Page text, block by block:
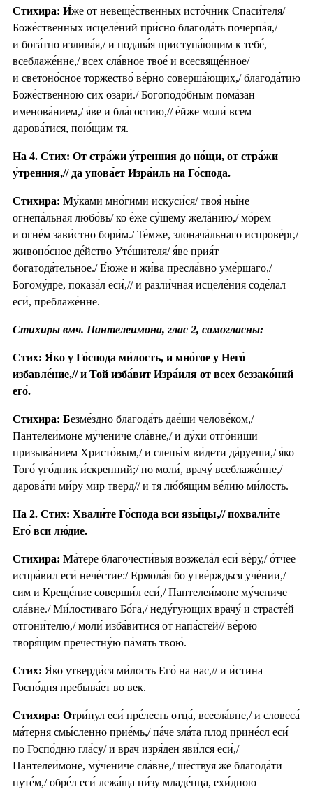
Стихира: И́же от невеще́ственных исто́чник Спаси́теля/
Боже́ственных исцеле́ний при́сно благода́ть почерпа́я,/
и бога́тно излива́я,/ и подава́я приступа́ющим к тебе́,
всеблаже́нне,/ всех сла́вное твое́ и всесвяще́нное/
и светоно́сное торжество́ ве́рно соверша́ющих,/ благода́тию
Боже́ственною сих озари́./ Богоподо́бным пома́зан
именова́нием,/ я́ве и бла́гостию,// е́йже моли́ всем
дарова́тися, пою́щим тя.
На 4. Стих: От стра́жи у́тренния до но́щи, от стра́жи
у́тренния,// да упова́ет Изра́иль на Го́спода.
Стихира: Му́ками мно́гими искуси́ся/ твоя́ ны́не
огнепа́льная любо́вь/ ко е́же су́щему жела́нию,/ мо́рем
и огне́м зави́стно бори́м./ Те́мже, злонача́льнаго испрове́рг,/
живоно́сное де́йство Уте́шителя/ я́ве прия́т
богатода́тельное./ Е́юже и жи́ва пресла́вно уме́ршаго,/
Богому́дре, показа́л еси́,// и разли́чная исцеле́ния соде́лал
еси́, преблаже́нне.
Стихиры вмч. Пантелеимона, глас 2, самогласны:
Стих: Я́ко у Го́спода ми́лость, и мно́гое у Него́
избавле́ние,// и Той изба́вит Изра́иля от всех беззако́ний
его́.
Стихира: Безме́здно благода́ть дае́ши челове́ком,/
Пантелеи́моне му́чениче сла́вне,/ и ду́хи отго́ниши
призыва́нием Христо́вым,/ и слепы́м ви́дети да́руеши,/ я́ко
Того́ уго́дник и́скренний;/ но моли́, врачу́ всеблаже́нне,/
дарова́ти ми́ру мир тверд// и тя лю́бящим ве́лию ми́лость.
На 2. Стих: Хвали́те Го́спода вси язы́цы,// похвали́те
Его́ вси лю́дие.
Стихира: Ма́тере благочести́выя возжела́л еси́ ве́ру,/ о́тчее
испра́вил еси́ нече́стие:/ Ермола́я бо утве́рждься уче́нии,/
сим и Креще́ние соверши́л еси́,/ Пантелеи́моне му́чениче
сла́вне./ Ми́лостиваго Бо́га,/ неду́гующих врачу́ и страсте́й
отгони́телю,/ моли́ изба́витися от напа́стей// ве́рою
творя́щим пречестну́ю па́мять твою́.
Стих: Я́ко утверди́ся ми́лость Его́ на нас,// и и́стина
Госпо́дня пребыва́ет во век.
Стихира: Отри́нул еси́ пре́лесть отца́, всесла́вне,/ и словеса́
ма́терня смы́сленно прие́мь,/ па́че зла́та плод прине́сл еси́
по Госпо́дню гла́су/ и врач изря́ден яви́лся еси́,/
Пантелеи́моне, му́чениче сла́вне,/ ше́ствуя же благода́ти
путе́м,/ обре́л еси́ лежа́ща ни́зу младе́нца, ехи́дною